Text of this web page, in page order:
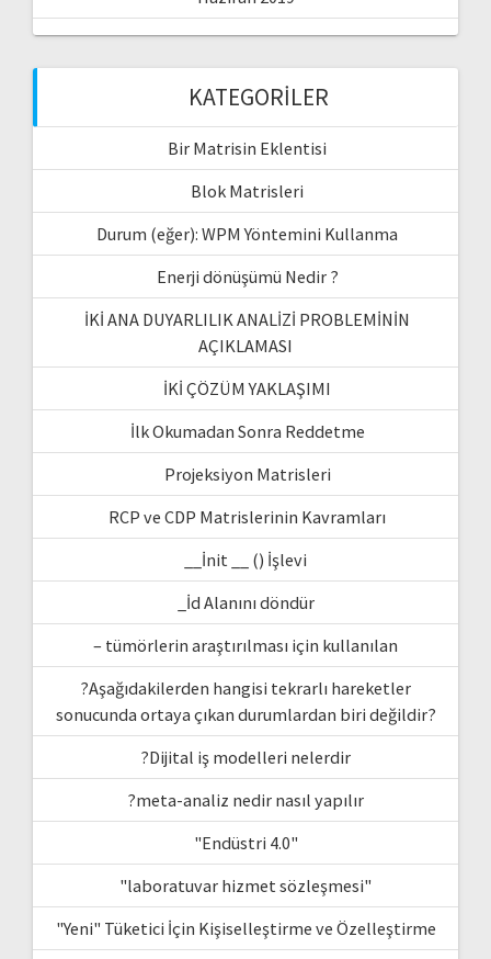
KATEGORILER
Bir Matrisin Eklentisi
Blok Matrisleri
Durum (eğer): WPM Yöntemini Kullanma
Enerji dönüşümü Nedir ?
İKİ ANA DUYARLILIK ANALİZİ PROBLEMİNİN
AÇIKLAMASI
İKİ ÇÖZÜM YAKLAŞIMI
İlk Okumadan Sonra Reddetme
Projeksiyon Matrisleri
RCP ve CDP Matrislerinin Kavramları
__İnit __ () İşlevi
_İd Alanını döndür
– tümörlerin araştırılması için kullanılan
?Aşağıdakilerden hangisi tekrarlı hareketler
sonucunda ortaya çıkan durumlardan biri değildir?
?Dijital iş modelleri nelerdir
?meta-analiz nedir nasıl yapılır
"Endüstri 4.0"
"laboratuvar hizmet sözleşmesi"
"Yeni" Tüketici İçin Kişiselleştirme ve Özelleştirme